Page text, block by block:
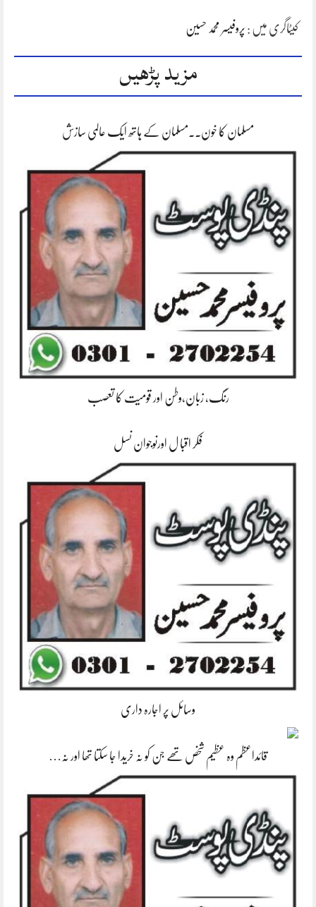
کیٹاگری میں : پروفیسر محمد حسین
مزید پڑھیں
مسلمان کا خون۔۔مسلمان کے ہاتھ ایک عالمی سازش
رنگ، زبان،وطن اور قومیت کا تعصب
فکر اقبا ل اورنوجوان نسل
وسائل پر اجارہ داری
قائداعظم وہ عظیم شخص تھے جن کو نہ خریدا جا سکتا تھا اور نہ…